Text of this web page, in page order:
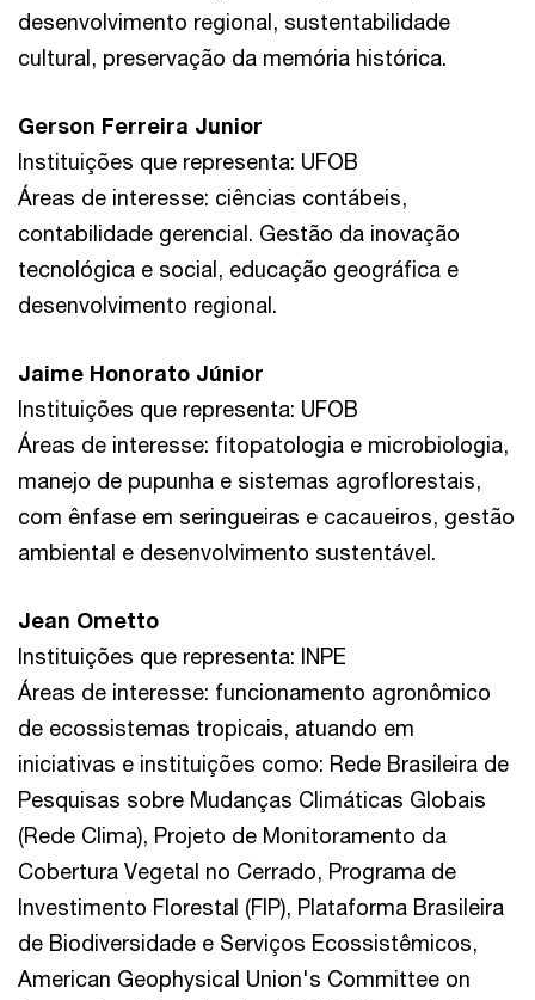
desenvolvimento regional, sustentabilidade
cultural, preservação da memória histórica.
Gerson Ferreira Junior
Instituições que representa: UFOB
Áreas de interesse: ciências contábeis,
contabilidade gerencial. Gestão da inovação
tecnológica e social, educação geográfica e
desenvolvimento regional.
Jaime Honorato Júnior
Instituições que representa: UFOB
Áreas de interesse: fitopatologia e microbiologia,
manejo de pupunha e sistemas agroflorestais,
com ênfase em seringueiras e cacaueiros, gestão
ambiental e desenvolvimento sustentável.
Jean Ometto
Instituições que representa: INPE
Áreas de interesse: funcionamento agronômico
de ecossistemas tropicais, atuando em
iniciativas e instituições como: Rede Brasileira de
Pesquisas sobre Mudanças Climáticas Globais
(Rede Clima), Projeto de Monitoramento da
Cobertura Vegetal no Cerrado, Programa de
Investimento Florestal (FIP), Plataforma Brasileira
de Biodiversidade e Serviços Ecossistêmicos,
American Geophysical Union's Committee on